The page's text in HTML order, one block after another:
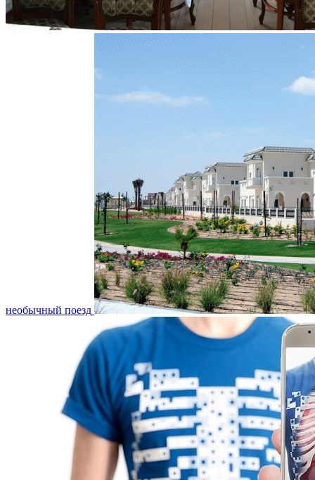
необычный поезд